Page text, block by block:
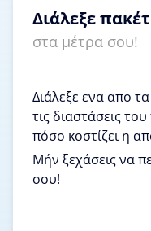
Διάλεξε
στα μέτρα σου!
Διάλεξε ενα απο
τις διαστάσεις
πόσο κοστίζει η
Μήν ξεχάσεις να
σου!